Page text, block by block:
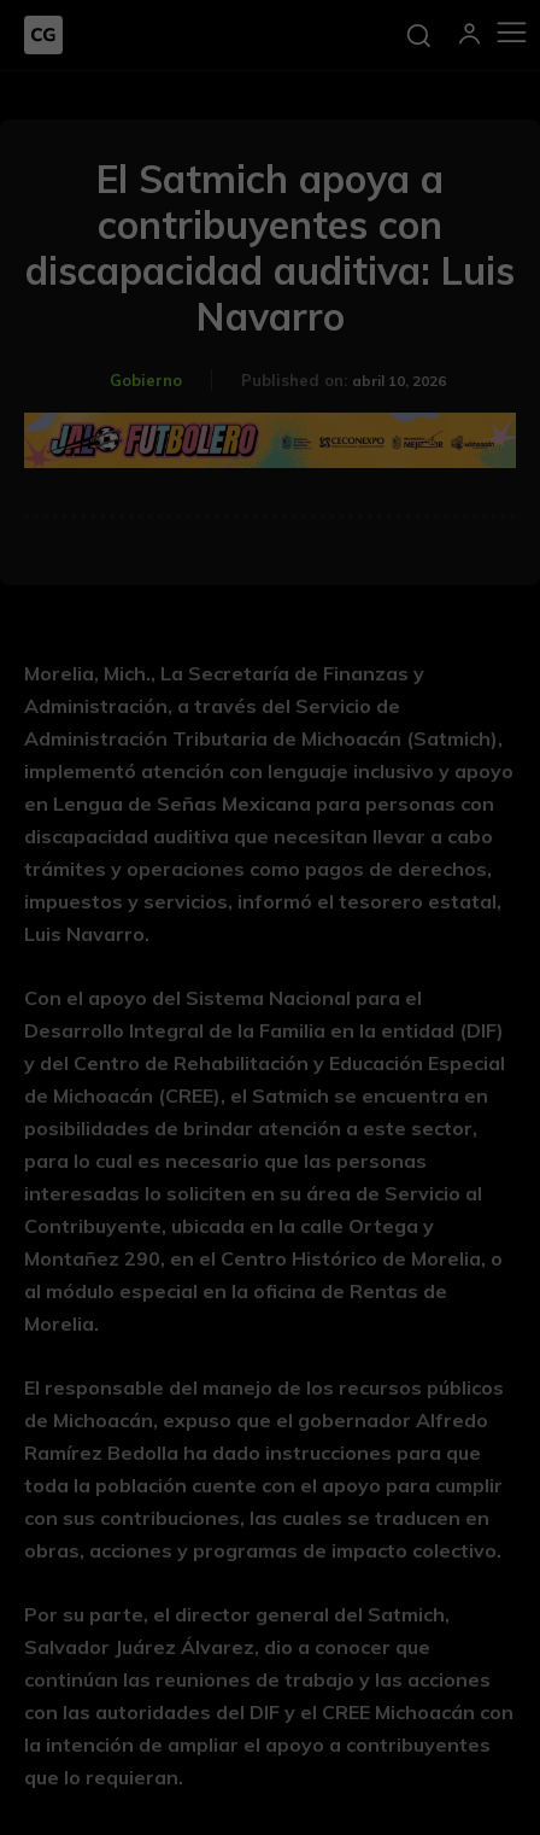
El Satmich apoya a
contribuyentes con
discapacidad auditiva: Luis
Navarro
Gobierno Published on: abril 10, 2026
Morelia, Mich., La Secretaría de Finanzas y
Administración, a través del Servicio de
Administración Tributaria de Michoacán (Satmich),
implementó atención con lenguaje inclusivo y apoyo
en Lengua de Señas Mexicana para personas con
discapacidad auditiva que necesitan llevar a cabo
trámites y operaciones como pagos de derechos,
impuestos y servicios, informó el tesorero estatal,
Luis Navarro.
Con el apoyo del Sistema Nacional para el
Desarrollo Integral de la Familia en la entidad (DIF)
y del Centro de Rehabilitación y Educación Especial
de Michoacán (CREE), el Satmich se encuentra en
posibilidades de brindar atención a este sector,
para lo cual es necesario que las personas
interesadas lo soliciten en su área de Servicio al
Contribuyente, ubicada en la calle Ortega y
Montañez 290, en el Centro Histórico de Morelia, o
al módulo especial en la oficina de Rentas de
Morelia.
El responsable del manejo de los recursos públicos
de Michoacán, expuso que el gobernador Alfredo
Ramírez Bedolla ha dado instrucciones para que
toda la población cuente con el apoyo para cumplir
con sus contribuciones, las cuales se traducen en
obras, acciones y programas de impacto colectivo.
Por su parte, el director general del Satmich,
Salvador Juárez Álvarez, dio a conocer que
continúan las reuniones de trabajo y las acciones
con las autoridades del DIF y el CREE Michoacán con
la intención de ampliar el apoyo a contribuyentes
que lo requieran.